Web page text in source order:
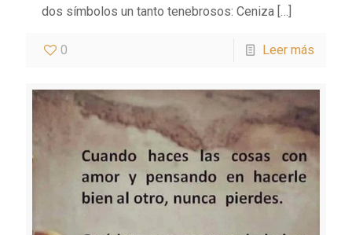
dos símbolos un tanto tenebrosos: Ceniza […]
0 Leer más